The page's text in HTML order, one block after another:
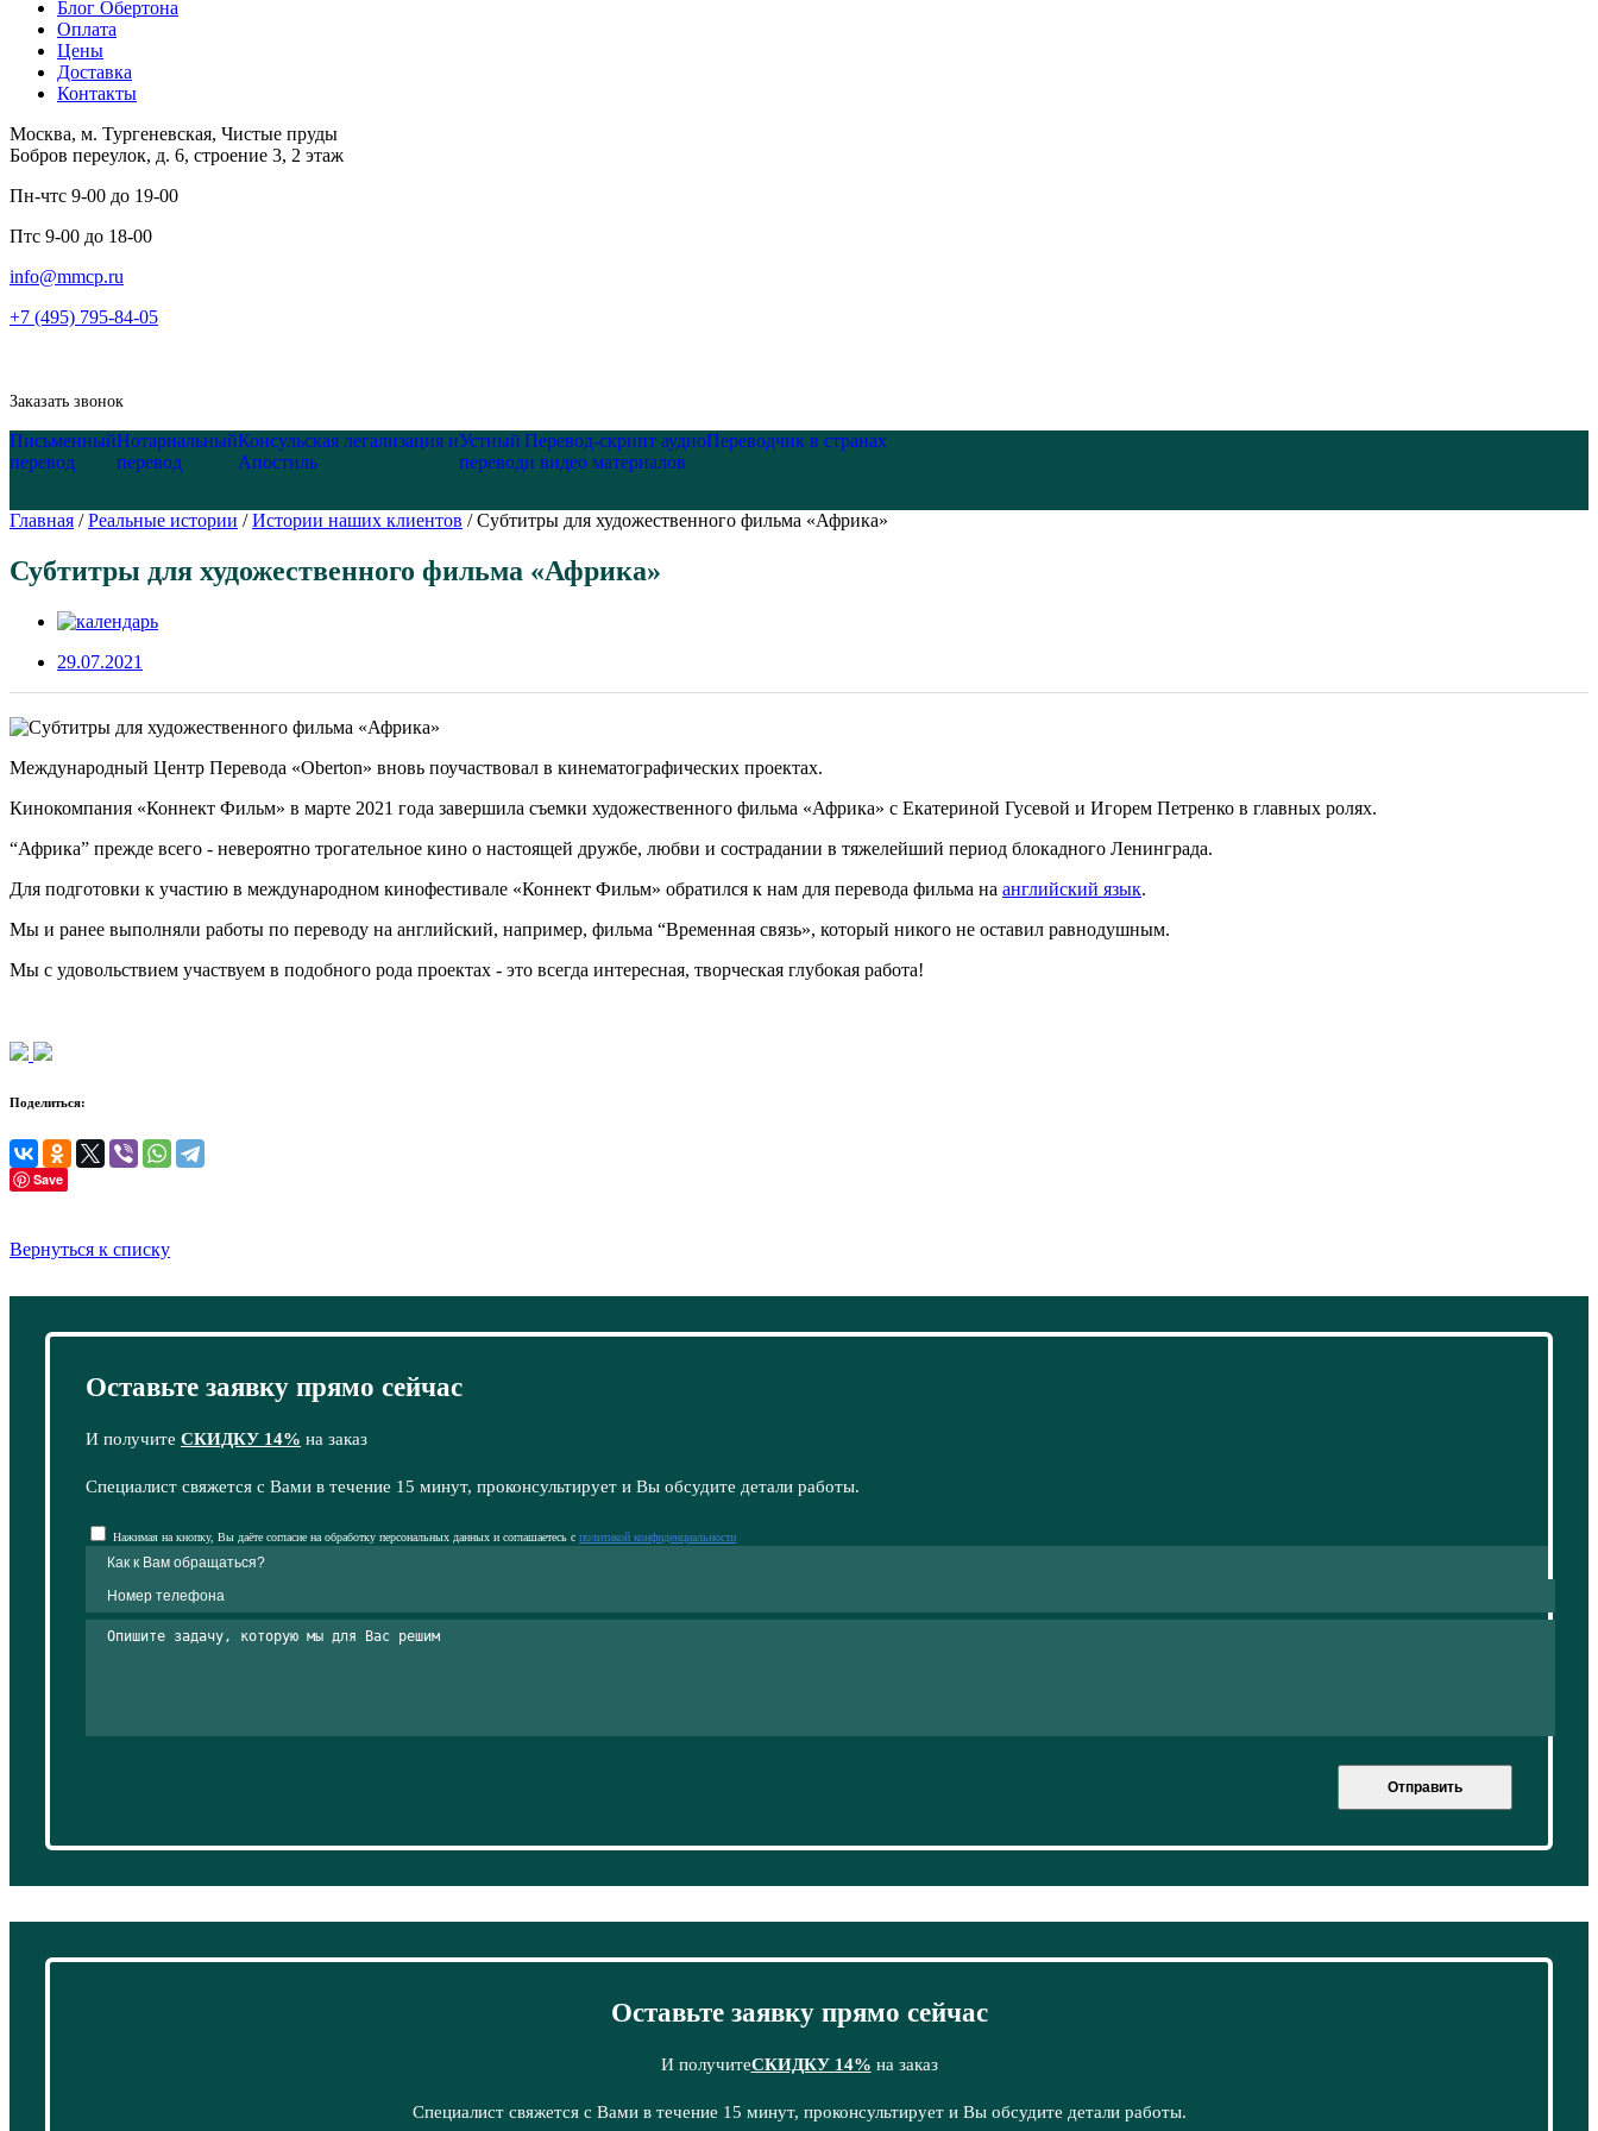
Блог Обертона
Оплата
Цены
Доставка
Контакты
Москва, м. Тургеневская, Чистые пруды
Бобров переулок, д. 6, строение 3, 2 этаж
Пн-чтс 9-00 до 19-00
Птс 9-00 до 18-00
info@mmcp.ru
+7 (495) 795-84-05
Заказать звонок
Письменный
перевод
Нотариальный
перевод
Консульская легализация и
Апостиль
Устный
перевод
Перевод-скрипт аудио
и видео материалов
Переводчик в странах
Главная / Реальные истории / Истории наших клиентов / Субтитры для художественного фильма «Африка»
Субтитры для художественного фильма «Африка»
29.07.2021
Международный Центр Перевода «Oberton» вновь поучаствовал в кинематографических проектах.
Кинокомпания «Коннект Фильм» в марте 2021 года завершила съемки художественного фильма «Африка» с Екатериной Гусевой и Игорем Петренко в главных ролях.
“Африка” прежде всего - невероятно трогательное кино о настоящей дружбе, любви и сострадании в тяжелейший период блокадного Ленинграда.
Для подготовки к участию в международном кинофестивале «Коннект Фильм» обратился к нам для перевода фильма на английский язык.
Мы и ранее выполняли работы по переводу на английский, например, фильма “Временная связь», который никого не оставил равнодушным.
Мы с удовольствием участвуем в подобного рода проектах - это всегда интересная, творческая глубокая работа!
Поделиться:
Save
Вернуться к списку
Оставьте заявку прямо сейчас
И получите СКИДКУ 14% на заказ
Специалист свяжется с Вами в течение 15 минут, проконсультирует и Вы обсудите детали работы.
Нажимая на кнопку, Вы даёте согласие на обработку персональных данных и соглашаетесь с политикой конфиденциальности
Отправить
Оставьте заявку прямо сейчас
И получитеСКИДКУ 14% на заказ
Специалист свяжется с Вами в течение 15 минут, проконсультирует и Вы обсудите детали работы.